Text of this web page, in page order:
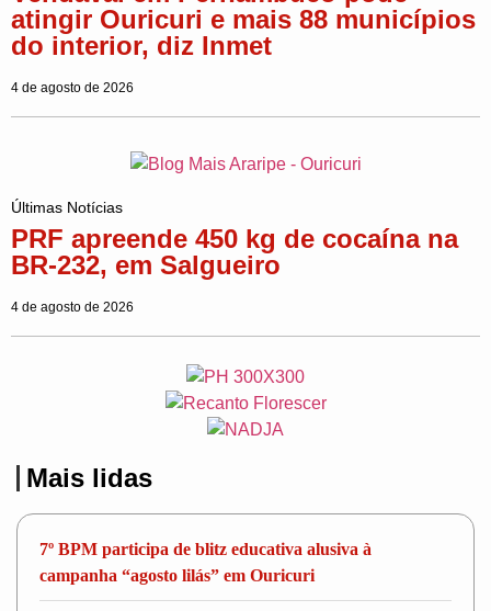
atingir Ouricuri e mais 88 municípios
do interior, diz Inmet
4 de agosto de 2026
Últimas Notícias
PRF apreende 450 kg de cocaína na
BR-232, em Salgueiro
4 de agosto de 2026
Mais lidas
7º BPM participa de blitz educativa alusiva à
campanha “agosto lilás” em Ouricuri